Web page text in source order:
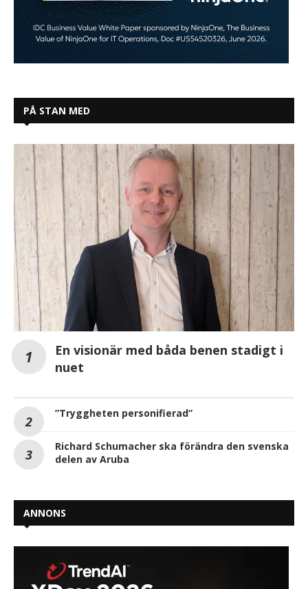
PÅ STAN MED
En visionär med båda benen stadigt i
nuet
”Tryggheten personifierad”
Richard Schumacher ska förändra den svenska
delen av Aruba
ANNONS